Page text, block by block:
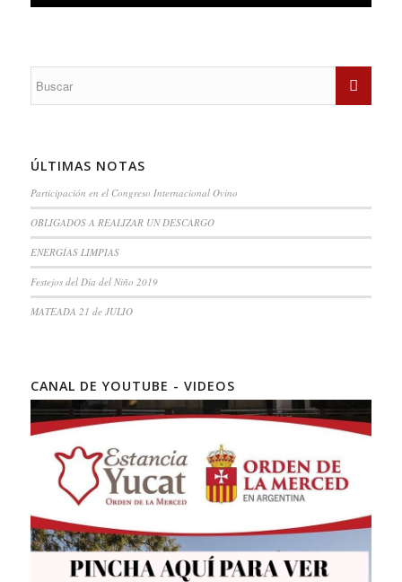
ÚLTIMAS NOTAS
Participación en el Congreso Internacional Ovino
OBLIGADOS A REALIZAR UN DESCARGO
ENERGÍAS LIMPIAS
Festejos del Día del Niño 2019
MATEADA 21 de JULIO
CANAL DE YOUTUBE - VIDEOS